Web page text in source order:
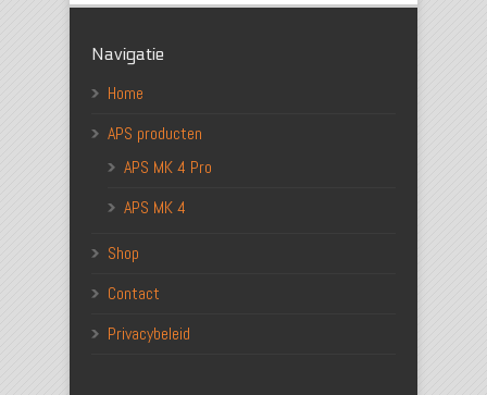
Navigatie
Home
APS producten
APS MK 4 Pro
APS MK 4
Shop
Contact
Privacybeleid